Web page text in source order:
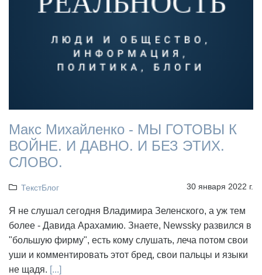
Макс Михайленко - МЫ ГОТОВЫ К
ВОЙНЕ. И ДАВНО. И БЕЗ ЭТИХ.
СЛОВО.
ТекстБлог 30 января 2022 г.
Я не слушал сегодня Владимира Зеленского, а уж тем
более - Давида Арахамию. Знаете, Newssky развился в
"большую фирму", есть кому слушать, леча потом свои
уши и комментировать этот бред, свои пальцы и языки
не щадя. [...]